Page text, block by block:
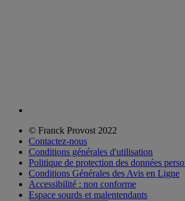
© Franck Provost 2022
Contactez-nous
Conditions générales d'utilisation
Politique de protection des données
Conditions Générales des Avis en Ligne
Accessibilité : non conforme
Espace sourds et malentendants